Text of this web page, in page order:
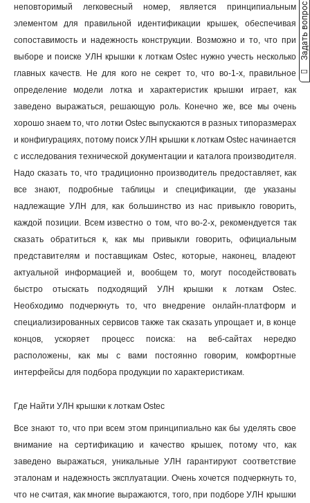
неповторимый легковесный номер, является принципиальным
элементом для правильной идентификации крышек, обеспечивая
сопоставимость и надежность конструкции. Возможно и то, что при
выборе и поиске УЛН крышки к лоткам Ostec нужно учесть несколько
главных качеств. Не для кого не секрет то, что во-1-х, правильное
определение модели лотка и характеристик крышки играет, как
заведено выражаться, решающую роль. Конечно же, все мы очень
хорошо знаем то, что лотки Ostec выпускаются в разных типоразмерах
и конфигурациях, потому поиск УЛН крышки к лоткам Ostec начинается
с исследования технической документации и каталога производителя.
Надо сказать то, что традиционно производитель предоставляет, как
все знают, подробные таблицы и спецификации, где указаны
надлежащие УЛН для, как большинство из нас привыкло говорить,
каждой позиции. Всем известно о том, что во-2-х, рекомендуется так
сказать обратиться к, как мы привыкли говорить, официальным
представителям и поставщикам Ostec, которые, наконец, владеют
актуальной информацией и, вообщем то, могут посодействовать
быстро отыскать подходящий УЛН крышки к лоткам Ostec.
Необходимо подчеркнуть то, что внедрение онлайн-платформ и
специализированных сервисов также так сказать упрощает и, в конце
концов, ускоряет процесс поиска: на веб-сайтах нередко
расположены, как мы с вами постоянно говорим, комфортные
интерфейсы для подбора продукции по характеристикам.
Где Найти УЛН крышки к лоткам Ostec
Все знают то, что при всем этом принципиально как бы уделять свое
внимание на сертификацию и качество крышек, потому что, как
заведено выражаться, уникальные УЛН гарантируют соответствие
эталонам и надежность эксплуатации. Очень хочется подчеркнуть то,
что не считая, как многие выражаются, того, при подборе УЛН крышки
Задать вопрос